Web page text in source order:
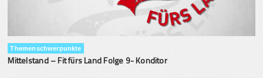
Themenschwerpunkte
Mittelstand – Fit fürs Land Folge 9- Konditor